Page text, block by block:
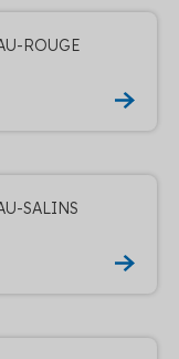
ROUGE
SALINS